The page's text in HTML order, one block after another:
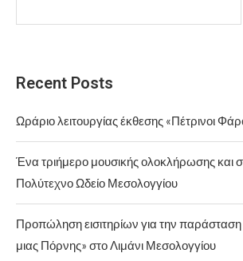
Recent Posts
Ωράριο λειτουργίας έκθεσης «Πέτρινοι
Ένα τριήμερο μουσικής ολοκλήρωσης και
Πολύτεχνο Ωδείο Μεσολογγίου
Προπώληση εισιτηρίων για την
μιας Πόρνης» στο Λιμάνι Μεσολογγίου